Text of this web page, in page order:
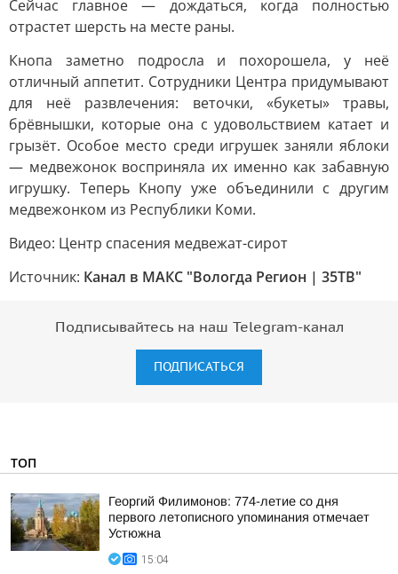
Сейчас главное — дождаться, когда полностью
отрастет шерсть на месте раны.
Кнопа заметно подросла и похорошела, у неё
отличный аппетит. Сотрудники Центра придумывают
для неё развлечения: веточки, «букеты» травы,
брёвнышки, которые она с удовольствием катает и
грызёт. Особое место среди игрушек заняли яблоки
— медвежонок восприняла их именно как забавную
игрушку. Теперь Кнопу уже объединили с другим
медвежонком из Республики Коми.
Видео: Центр спасения медвежат-сирот
Источник: Канал в МАКС "Вологда Регион | 35ТВ"
Подписывайтесь на наш Telegram-канал
ПОДПИСАТЬСЯ
ТОП
Георгий Филимонов: 774-летие со дня
первого летописного упоминания отмечает
Устюжна
15:04